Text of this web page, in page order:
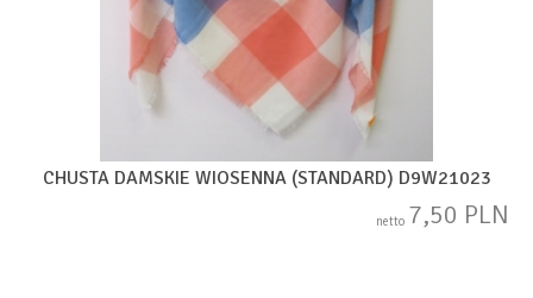
CHUSTA DAMSKIE WIOSENNA (STANDARD) D9W21023
netto 7,50 PLN